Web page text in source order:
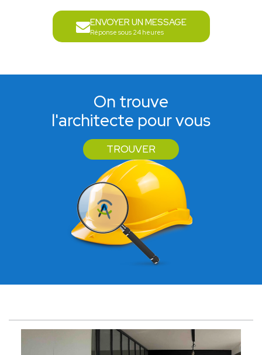
ENVOYER UN MESSAGE
Réponse sous 24 heures
On trouve
l'architecte pour vous
TROUVER